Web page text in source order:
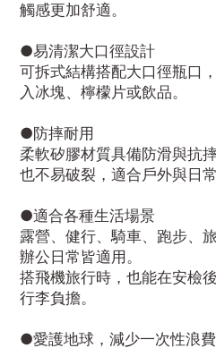
觸感更加舒適。
●易清潔大口徑設計
可拆式結構搭配大口徑瓶口
入冰塊、檸檬片或飲品。
●防摔耐用
柔軟矽膠材質具備防滑與抗
也不易破裂，適合戶外與日常
●適合各種生活場景
露營、健行、騎車、跑步、
辦公日常皆適用。
搭飛機旅行時，也能在安檢
行李負擔。
●愛護地球，減少一次性浪費